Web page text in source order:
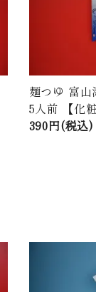
麺つゆ 富
5人前 【化
390円(税込)